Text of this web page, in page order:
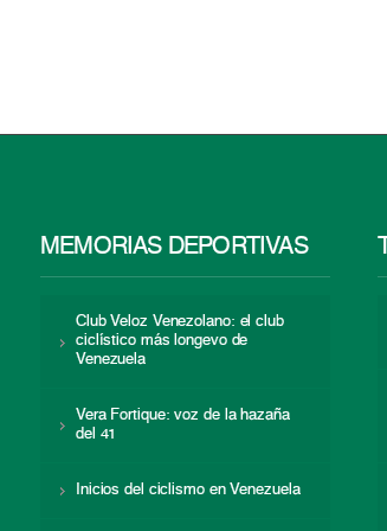
MEMORIAS DEPORTIVAS
Club Veloz Venezolano: el club
ciclístico más longevo de
Venezuela
Vera Fortique: voz de la hazaña
del 41
Inicios del ciclismo en Venezuela